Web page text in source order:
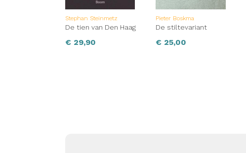
Stephan Steinmetz
De tien van Den Haag
€ 29,90
Pieter Boskma
De stiltevariant
€ 25,00